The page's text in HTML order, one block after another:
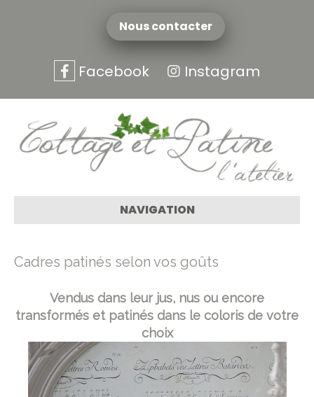
Nous contacter
Facebook Instagram
NAVIGATION
Cadres patinés selon vos goûts
Vendus dans leur jus, nus ou encore
transformés et patinés dans le coloris de votre
choix